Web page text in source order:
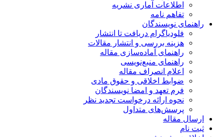
اطلاعات آماری نشریه
تفاهم نامه
راهنمای نویسندگان
فلودیاگرام دریافت تا انتشار
هزینه بررسی و انتشار مقالات
راهنمای آماده‌سازی مقاله
راهنمای منبع‌نویسی
اعلام انصراف مقاله
ضوابط اخلاقی و حقوق مادی
فرم تعهد و امضا نویسندگان
نحوه ارائه درخواست تجدید نظر
پرسش‌های متداول
ارسال مقاله
ثبت نام